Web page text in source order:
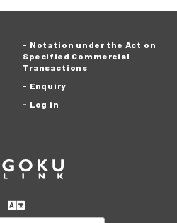
Notation under the Act on
Specified Commercial
Transactions
Enquiry
Log in